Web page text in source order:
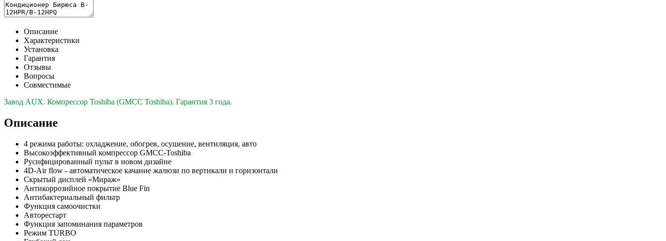
Описание
Характеристики
Установка
Гарантия
Отзывы
Вопросы
Совместимые
Завод AUX. Компрессор Toshiba (GMCC Toshiba). Гарантия 3 года.
Описание
4 режима работы: охладжение, обогрев, осушение, вентиляция, авто
Высокоэффективный компрессор GMCC-Toshiba
Русифицированный пульт в новом дизайне
4D-Air flow - автоматическое качание жалюзи по вертикали и горизонтали
Скрытый дисплей «Мираж»
Антикоррозийное покрытие Blue Fin
Антибактериальный фильтр
Функция самоочистки
Авторестарт
Функция запоминания параметров
Режим TURBO